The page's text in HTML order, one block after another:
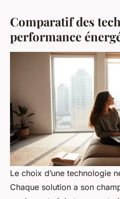
Comparatif des
performance
Le choix d’une technologie
Chaque solution a son